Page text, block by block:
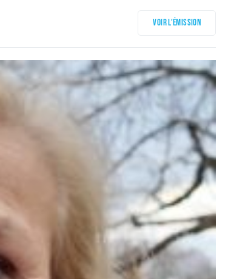
Voir l'émission